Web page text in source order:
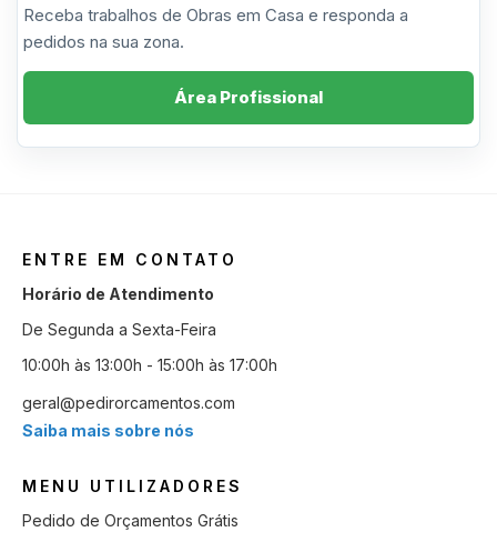
Receba trabalhos de Obras em Casa e responda a
pedidos na sua zona.
Área Profissional
ENTRE EM CONTATO
Horário de Atendimento
De Segunda a Sexta-Feira
10:00h às 13:00h - 15:00h às 17:00h
geral@pedirorcamentos.com
Saiba mais sobre nós
MENU UTILIZADORES
Pedido de Orçamentos Grátis